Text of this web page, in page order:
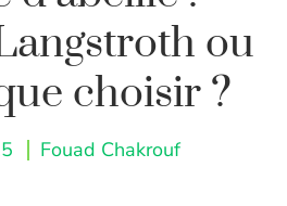
ou
choisir ?
Fouad Chakrouf